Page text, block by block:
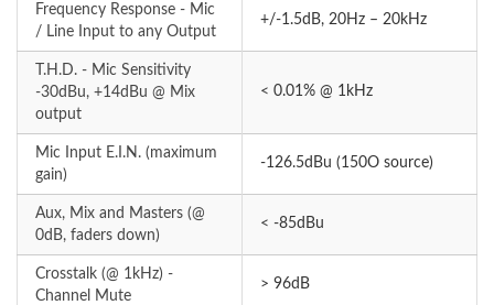
Frequency Response - Mic
/ Line Input to any Output
+/-1.5dB, 20Hz – 20kHz
T.H.D. - Mic Sensitivity
-30dBu, +14dBu @ Mix
output
< 0.01% @ 1kHz
Mic Input E.I.N. (maximum
gain)
-126.5dBu (150O source)
Aux, Mix and Masters (@
0dB, faders down)
< -85dBu
Crosstalk (@ 1kHz) -
Channel Mute
> 96dB